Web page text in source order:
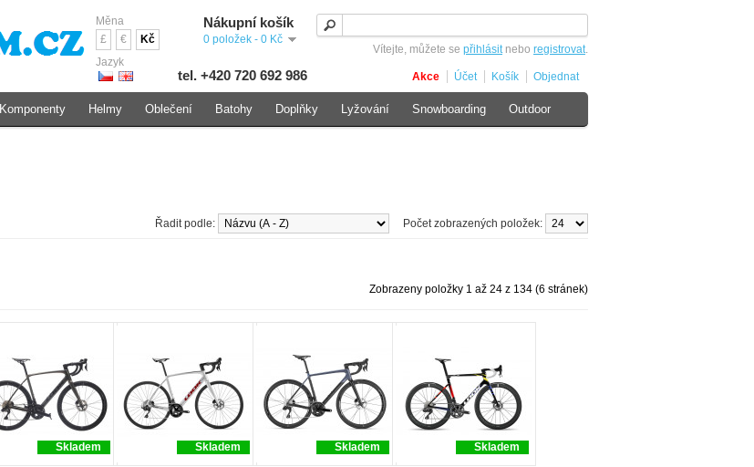
Jazyk
Měna
£
€ Kč
Nákupní košík
0 položek - 0 Kč
Vítejte, můžete se přihlásitnebo registrovat.
tel. +420 720 692 986 Akce Účet Košík Objednat
Počet zobrazených položek:
Řadit podle:
Zobrazeny položky 1 až 24 z 134 (6 stránek)
Skladem Skladem Skladem Skladem
Komponenty Helmy Oblečení Batohy Doplňky Lyžování Snowboarding Outdoor